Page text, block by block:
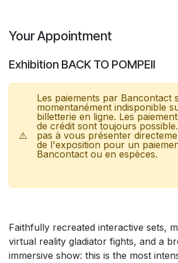
Your Appointment
Exhibition BACK TO POMPEII
⚠️
Les paiements par Bancontact
momentanément indisponible
billetterie en ligne. Les
de crédit sont toujours
pas à vous présenter
de l'exposition pour un
Bancontact ou en espèces.
Faithfully recreated interactive sets,
virtual reality gladiator fights, and a
immersive show: this is the most